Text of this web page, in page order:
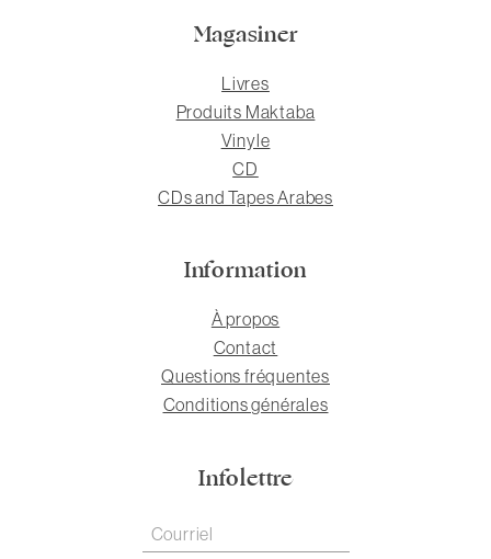
Magasiner
Livres
Produits Maktaba
Vinyle
CD
CDs and Tapes Arabes
Information
À propos
Contact
Questions fréquentes
Conditions générales
Infolettre